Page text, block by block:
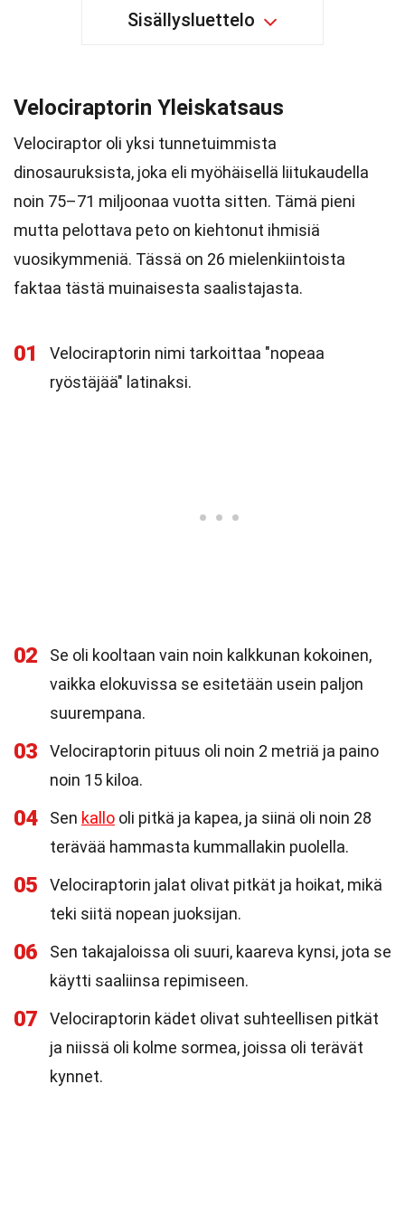
Sisällysluettelo
Velociraptorin Yleiskatsaus
Velociraptor oli yksi tunnetuimmista
dinosauruksista, joka eli myöhäisellä liitukaudella
noin 75–71 miljoonaa vuotta sitten. Tämä pieni
mutta pelottava peto on kiehtonut ihmisiä
vuosikymmeniä. Tässä on 26 mielenkiintoista
faktaa tästä muinaisesta saalistajasta.
01
Velociraptorin nimi tarkoittaa "nopeaa
ryöstäjää" latinaksi.
02
Se oli kooltaan vain noin kalkkunan kokoinen,
vaikka elokuvissa se esitetään usein paljon
suurempana.
03
Velociraptorin pituus oli noin 2 metriä ja paino
noin 15 kiloa.
04 Sen kallo oli pitkä ja kapea, ja siinä oli noin 28
terävää hammasta kummallakin puolella.
05
Velociraptorin jalat olivat pitkät ja hoikat, mikä
teki siitä nopean juoksijan.
06
Sen takajaloissa oli suuri, kaareva kynsi, jota se
käytti saaliinsa repimiseen.
07
Velociraptorin kädet olivat suhteellisen pitkät
ja niissä oli kolme sormea, joissa oli terävät
kynnet.